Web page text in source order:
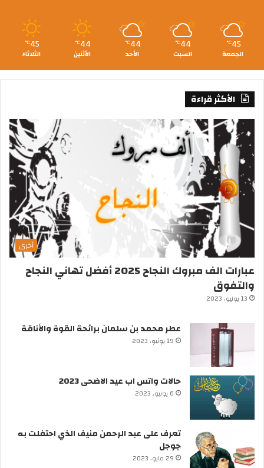
45
℃
الجمعة
44
℃
السبت
44
℃
الأحد
44
℃
الأثنين
45
℃
الثلاثاء
الأكثر قراءة
أخرى
عبارات الف مبروك النجاح 2025 أفضل تهاني النجاح
والتفوق
13 يونيو، 2023
عطر محمد بن سلمان برائحة القوة والأناقة
19 يونيو، 2023
حالات واتس اب عيد الاضحى 2023
6 يونيو، 2023
تعرف على عبد الرحمن منيف الذي احتفلت به
جوجل
29 مايو، 2023